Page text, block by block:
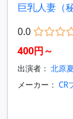
巨乳人妻（
0.0
400円～
出演者： 北原
メーカー： CR